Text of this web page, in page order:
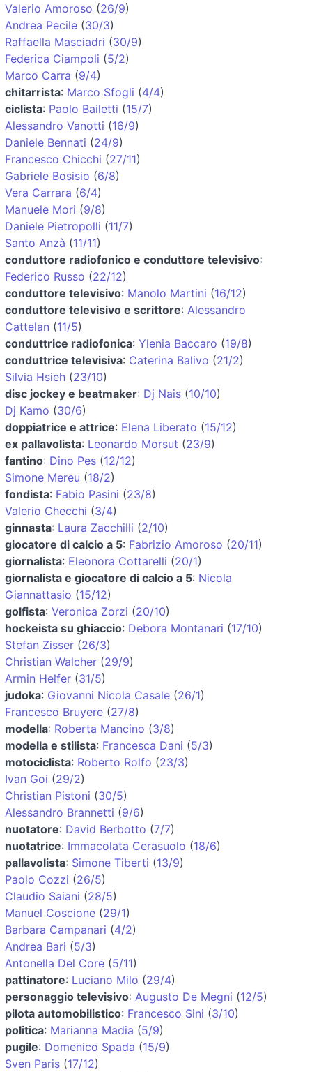
Valerio Amoroso (26/9)
Andrea Pecile (30/3)
Raffaella Masciadri (30/9)
Federica Ciampoli (5/2)
Marco Carra (9/4)
chitarrista: Marco Sfogli (4/4)
ciclista: Paolo Bailetti (15/7)
Alessandro Vanotti (16/9)
Daniele Bennati (24/9)
Francesco Chicchi (27/11)
Gabriele Bosisio (6/8)
Vera Carrara (6/4)
Manuele Mori (9/8)
Daniele Pietropolli (11/7)
Santo Anzà (11/11)
conduttore radiofonico e conduttore televisivo:
Federico Russo (22/12)
conduttore televisivo: Manolo Martini (16/12)
conduttore televisivo e scrittore: Alessandro
Cattelan (11/5)
conduttrice radiofonica: Ylenia Baccaro (19/8)
conduttrice televisiva: Caterina Balivo (21/2)
Silvia Hsieh (23/10)
disc jockey e beatmaker: Dj Nais (10/10)
Dj Kamo (30/6)
doppiatrice e attrice: Elena Liberato (15/12)
ex pallavolista: Leonardo Morsut (23/9)
fantino: Dino Pes (12/12)
Simone Mereu (18/2)
fondista: Fabio Pasini (23/8)
Valerio Checchi (3/4)
ginnasta: Laura Zacchilli (2/10)
giocatore di calcio a 5: Fabrizio Amoroso (20/11)
giornalista: Eleonora Cottarelli (20/1)
giornalista e giocatore di calcio a 5: Nicola
Giannattasio (15/12)
golfista: Veronica Zorzi (20/10)
hockeista su ghiaccio: Debora Montanari (17/10)
Stefan Zisser (26/3)
Christian Walcher (29/9)
Armin Helfer (31/5)
judoka: Giovanni Nicola Casale (26/1)
Francesco Bruyere (27/8)
modella: Roberta Mancino (3/8)
modella e stilista: Francesca Dani (5/3)
motociclista: Roberto Rolfo (23/3)
Ivan Goi (29/2)
Christian Pistoni (30/5)
Alessandro Brannetti (9/6)
nuotatore: David Berbotto (7/7)
nuotatrice: Immacolata Cerasuolo (18/6)
pallavolista: Simone Tiberti (13/9)
Paolo Cozzi (26/5)
Claudio Saiani (28/5)
Manuel Coscione (29/1)
Barbara Campanari (4/2)
Andrea Bari (5/3)
Antonella Del Core (5/11)
pattinatore: Luciano Milo (29/4)
personaggio televisivo: Augusto De Megni (12/5)
pilota automobilistico: Francesco Sini (3/10)
politica: Marianna Madia (5/9)
pugile: Domenico Spada (15/9)
Sven Paris (17/12)